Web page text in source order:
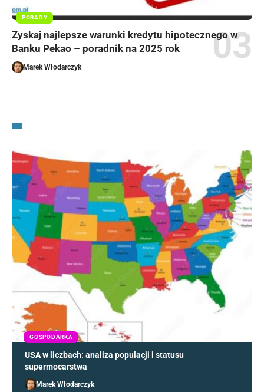
PORADY
Zyskaj najlepsze warunki kredytu hipotecznego w
Banku Pekao – poradnik na 2025 rok
Marek Włodarczyk
GOSPODARKA
USA w liczbach: analiza populacji i statusu
supermocarstwa
Marek Włodarczyk